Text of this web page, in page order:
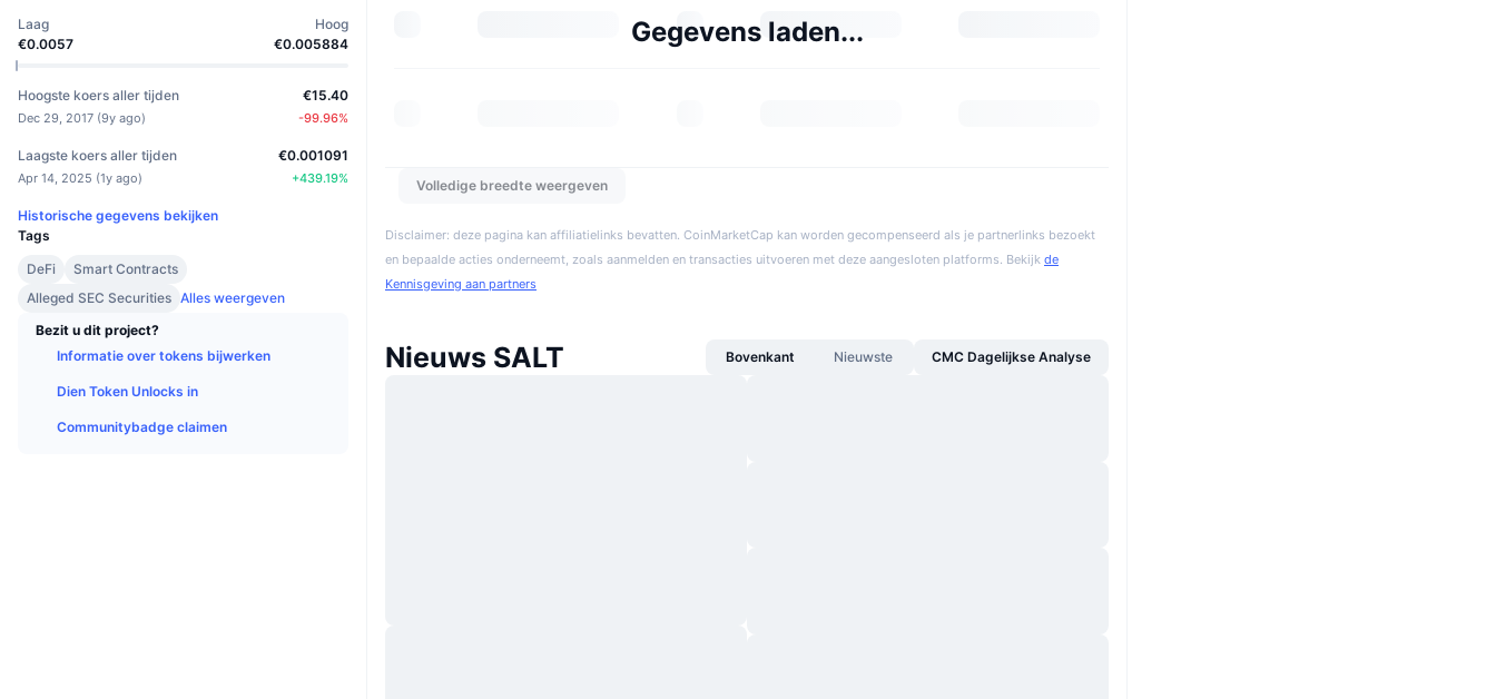
Laag
€0.0057
Hoog
€0.005884
Hoogste koers aller tijden
Dec 29, 2017 (9y ago)
€15.40
-99.96%
Laagste koers aller tijden
Apr 14, 2025 (1y ago)
€0.001091
+439.19%
Historische gegevens bekijken
Tags
DeFi
Smart Contracts
Alleged SEC Securities Alles weergeven
Bezit u dit project?
Informatie over tokens bijwerken
Dien Token Unlocks in
Communitybadge claimen
Gegevens laden...
Volledige breedte weergeven
Disclaimer: deze pagina kan affiliatielinks bevatten. CoinMarketCap kan worden gecompenseerd als je partnerlinks bezoekt
en bepaalde acties onderneemt, zoals aanmelden en transacties uitvoeren met deze aangesloten platforms. Bekijk de
Kennisgeving aan partners
Nieuws SALT Bovenkant Nieuwste CMC Dagelijkse Analyse